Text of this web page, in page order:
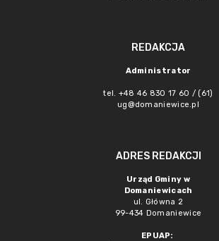
REDAKCJA
Administrator
tel. +48 46 830 17 60 / (61)
ug@domaniewice.pl
ADRES REDAKCJI
Urząd Gminy w
Domaniewicach
ul. Główna 2
99-434 Domaniewice
EPUAP: